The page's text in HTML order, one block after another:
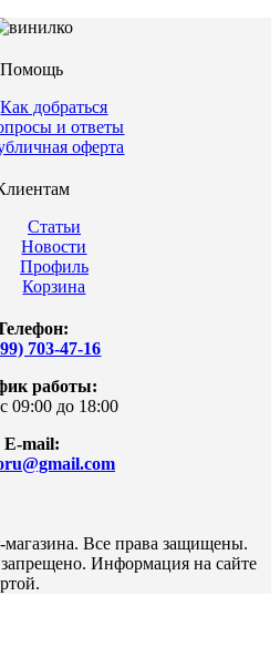
Помощь
Как добраться
и ответы
оферта
Статьи
Новости
Профиль
Корзина
703-47-16
работы:
09:00 до 18:00
E-mail:
Все права защищены.
Информация на сайте